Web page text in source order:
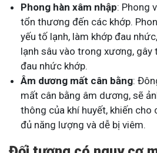
Phong hàn xâm nhập: Phong
tổn thương đến các khớp.
yếu tố lạnh, làm khớp đau
lạnh sâu vào trong xương, gây
đau nhức khớp.
Âm dương mất cân bằng:
mất cân bằng âm dương, sẽ
thông của khí huyết, khiến cho
đủ năng lượng và dễ bị viêm.